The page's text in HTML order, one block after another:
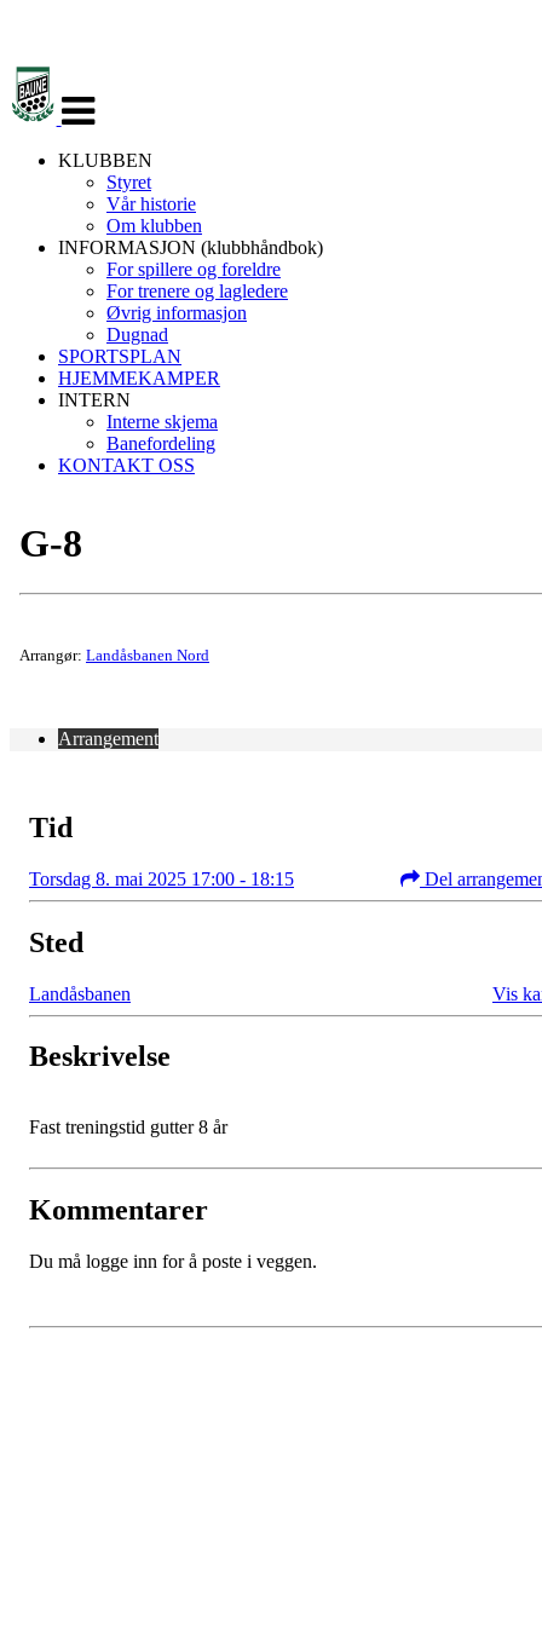
navigasjon
KLUBBEN
Styret
Vår historie
Om klubben
INFORMASJON (klubbhåndbok)
For spillere og foreldre
For trenere og lagledere
Øvrig informasjon
Dugnad
SPORTSPLAN
HJEMMEKAMPER
INTERN
Interne skjema
Banefordeling
KONTAKT OSS
G-8
Arrangør: Landåsbanen Nord
Arrangement
Tid
Torsdag 8. mai 2025 17:00 - 18:15 Del
Sted
Landåsbanen Vis
Beskrivelse
Fast treningstid gutter 8 år
Kommentarer
Du må logge inn for å poste i veggen.